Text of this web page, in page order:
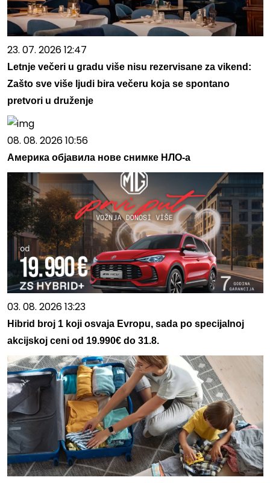
23. 07. 2026 12:47
Letnje večeri u gradu više nisu rezervisane za vikend:
Zašto sve više ljudi bira večeru koja se spontano
pretvori u druženje
08. 08. 2026 10:56
Америка објавила нове снимке НЛО-а
03. 08. 2026 13:23
Hibrid broj 1 koji osvaja Evropu, sada po specijalnoj
akcijskoj ceni od 19.990€ do 31.8.